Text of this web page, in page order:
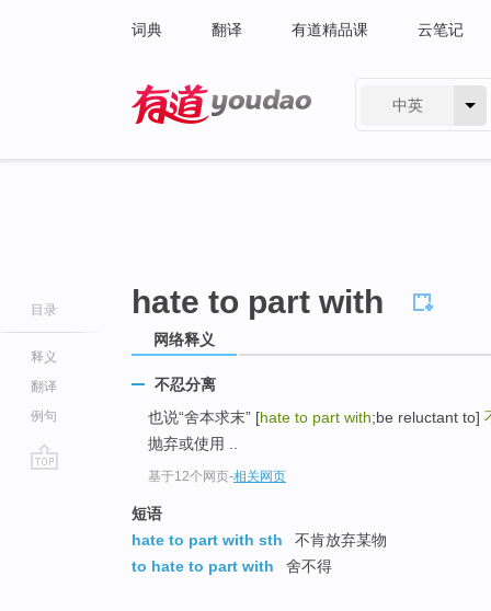
词典 翻译 有道精品课 云笔记
中英
目录
释义
翻译
例句
hate to part with
网络释义
不忍分离
也说“舍本求末” [hate to part with;be reluctant to]
抛弃或使用 ..
基于12个网页-相关网页
短语
hate to part with sth
不肯放弃某物
to hate to part with
舍不得